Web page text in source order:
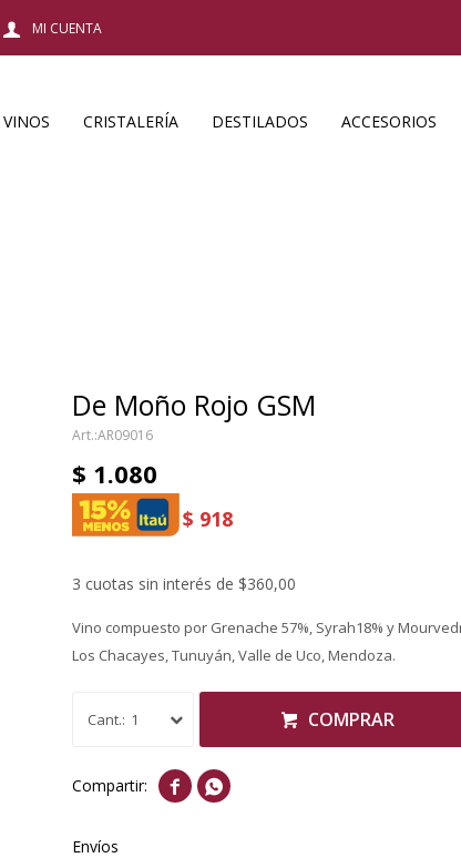
VINOS CRISTALERÍA DESTILADOS ACCESORIOS
De Moño Rojo GSM
AR09016
$ 1.080
$ 918
3 cuotas sin interés de $360,00
Vino compuesto por Grenache 57%, Syrah18% y
Los Chacayes, Tunuyán, Valle de Uco, Mendoza.
1 COMPRAR
 
Envíos